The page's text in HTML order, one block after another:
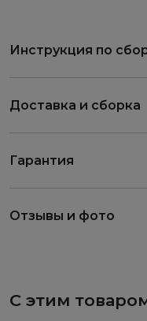
Инструкция по
Доставка и сборка
Гарантия
Отзывы и фото
С этим